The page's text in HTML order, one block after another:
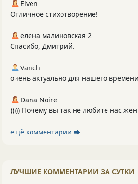
Elven
Отличное стихотворение!
елена малиновская 2
Спасибо, Дмитрий.
Vanch
очень актуально для нашего
Dana Noire
))))) Почему вы так не любите нас
ещё комментарии ⮕
ЛУЧШИЕ КОММЕНТАРИИ ЗА СУТКИ